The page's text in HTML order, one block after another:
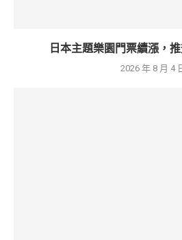
日本主題樂園門票續漲，
2026 年 8 月 4